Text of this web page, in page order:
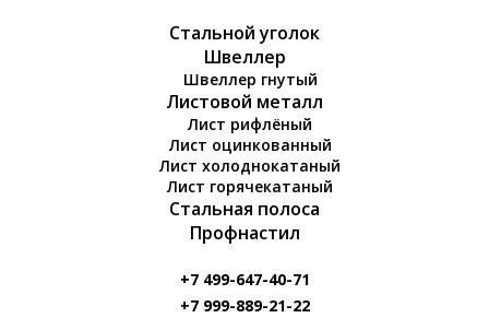
Стальной уголок
Швеллер
Швеллер гнутый
Листовой металл
Лист рифлёный
Лист оцинкованный
Лист холоднокатаный
Лист горячекатаный
Стальная полоса
Профнастил
+7 499-647-40-71
+7 999-889-21-22